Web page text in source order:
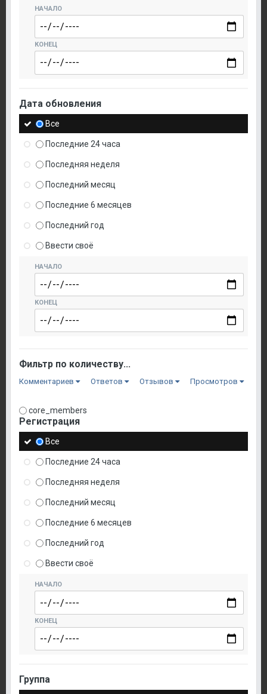
НАЧАЛО
КОНЕЦ
Дата обновления
Все
Последние 24 часа
Последняя неделя
Последний месяц
Последние 6 месяцев
Последний год
Ввести своё
НАЧАЛО
КОНЕЦ
Фильтр по количеству...
Комментариев Ответов Отзывов Просмотров
core_members
Регистрация
Все
Последние 24 часа
Последняя неделя
Последний месяц
Последние 6 месяцев
Последний год
Ввести своё
НАЧАЛО
КОНЕЦ
Группа